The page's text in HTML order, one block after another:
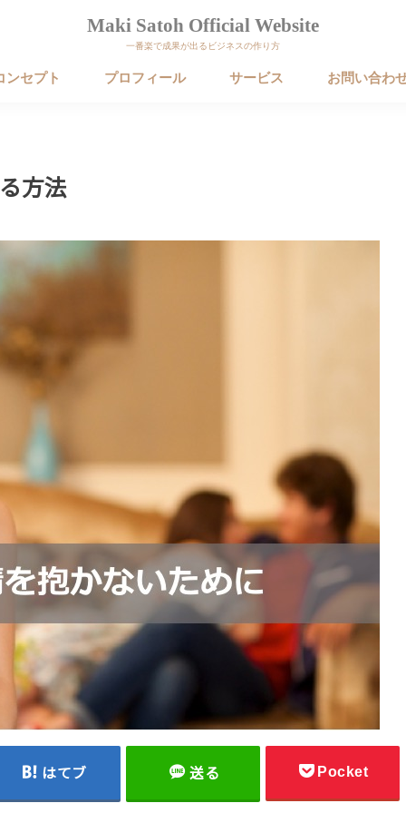
Maki Satoh Official Website
一番楽で成果が出るビジネスの作り方
ンセプト プロフィール サービス お問い合わ
方法
はてブ 送る Pocket